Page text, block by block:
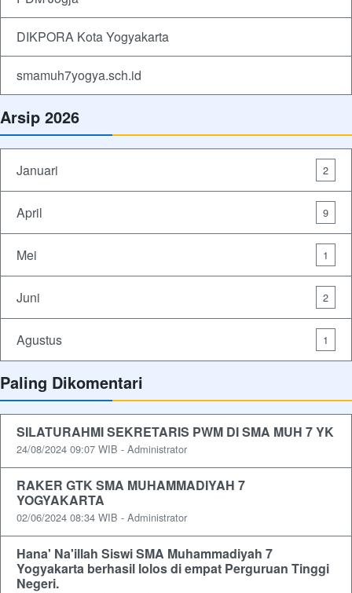
DIKPORA Kota Yogyakarta
smamuh7yogya.sch.id
Arsip 2026
Januari 2
April 9
Mei 1
Juni 2
Agustus 1
Paling Dikomentari
SILATURAHMI SEKRETARIS PWM DI SMA MUH 7 YK
24/08/2024 09:07 WIB - Administrator
RAKER GTK SMA MUHAMMADIYAH 7
YOGYAKARTA
02/06/2024 08:34 WIB - Administrator
Hana' Na'illah Siswi SMA Muhammadiyah 7
Yogyakarta berhasil lolos di empat Perguruan Tinggi
Negeri.